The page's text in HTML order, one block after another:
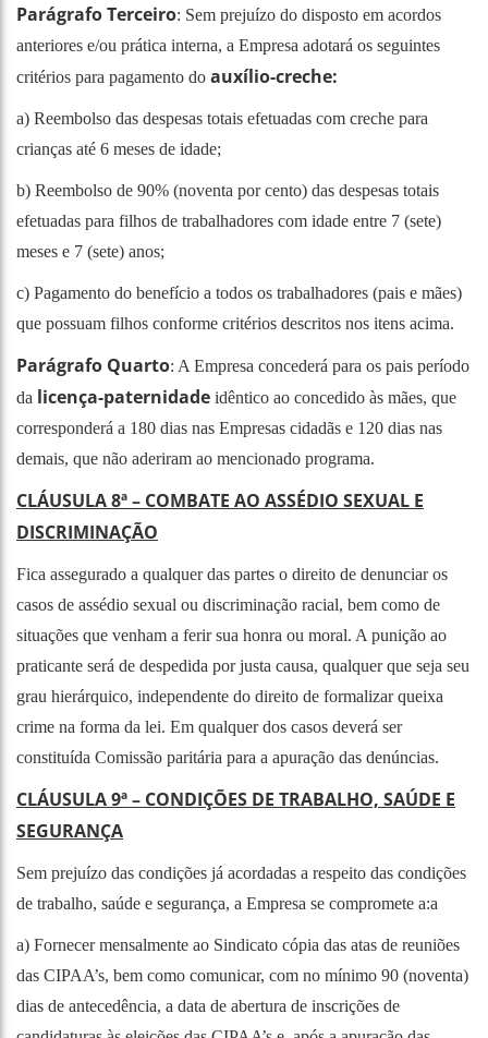
Parágrafo Terceiro: Sem prejuízo do disposto em acordos
anteriores e/ou prática interna, a Empresa adotará os seguintes
critérios para pagamento do auxílio-creche:
a) Reembolso das despesas totais efetuadas com creche para
crianças até 6 meses de idade;
b) Reembolso de 90% (noventa por cento) das despesas totais
efetuadas para filhos de trabalhadores com idade entre 7 (sete)
meses e 7 (sete) anos;
c) Pagamento do benefício a todos os trabalhadores (pais e mães)
que possuam filhos conforme critérios descritos nos itens acima.
Parágrafo Quarto: A Empresa concederá para os pais período
da licença-paternidade idêntico ao concedido às mães, que
corresponderá a 180 dias nas Empresas cidadãs e 120 dias nas
demais, que não aderiram ao mencionado programa.
CLÁUSULA 8ª – COMBATE AO ASSÉDIO SEXUAL E
DISCRIMINAÇÃO
Fica assegurado a qualquer das partes o direito de denunciar os
casos de assédio sexual ou discriminação racial, bem como de
situações que venham a ferir sua honra ou moral. A punição ao
praticante será de despedida por justa causa, qualquer que seja seu
grau hierárquico, independente do direito de formalizar queixa
crime na forma da lei. Em qualquer dos casos deverá ser
constituída Comissão paritária para a apuração das denúncias.
CLÁUSULA 9ª – CONDIÇÕES DE TRABALHO, SAÚDE E
SEGURANÇA
Sem prejuízo das condições já acordadas a respeito das condições
de trabalho, saúde e segurança, a Empresa se compromete a:a
a) Fornecer mensalmente ao Sindicato cópia das atas de reuniões
das CIPAA’s, bem como comunicar, com no mínimo 90 (noventa)
dias de antecedência, a data de abertura de inscrições de